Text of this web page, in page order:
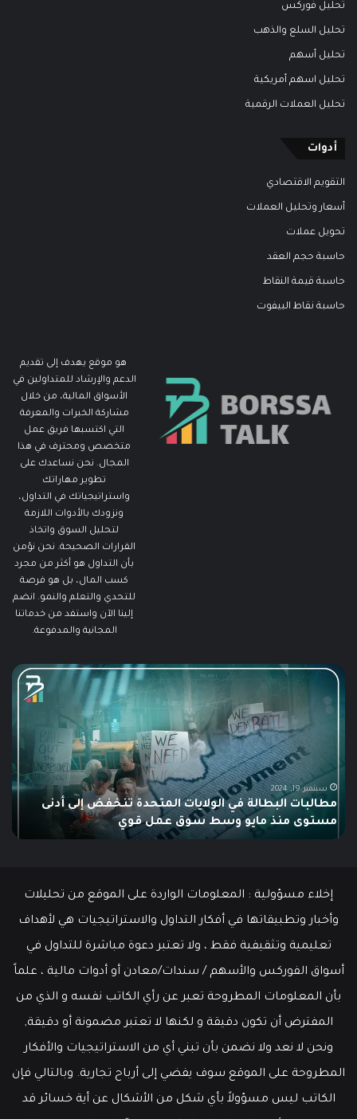
تحليل فوركس
تحليل السلع والذهب
تحليل أسهم
تحليل اسهم أمريكية
تحليل العملات الرقمية
أدوات
التقويم الاقتصادي
أسعار وتحليل العملات
تحويل عملات
حاسبة حجم العقد
حاسبة قيمة النقاط
حاسبة نقاط البيفوت
هو موقع يهدف إلى تقديم
الدعم والإرشاد للمتداولين في
الأسواق المالية، من خلال
مشاركة الخبرات والمعرفة
التي اكتسبها فريق عمل
متخصص ومحترف في هذا
المجال. نحن نساعدك على
تطوير مهاراتك
واستراتيجياتك في التداول،
ونزودك بالأدوات اللازمة
لتحليل السوق واتخاذ
القرارات الصحيحة. نحن نؤمن
بأن التداول هو أكثر من مجرد
كسب المال، بل هو فرصة
للتحدي والتعلم والنمو. انضم
إلينا الآن واستفد من خدماتنا
المجانية والمدفوعة.
مطالبات
أدنى
مستوى
منذ
مايو
عمل
سبتمبر 19, 2024
مطالبات البطالة في الولايات المتحدة تنخفض إلى أدنى
مستوى منذ مايو وسط سوق عمل قوي
إخلاء مسؤولية : المعلومات الواردة على الموقع من تحليلات
وأخبار وتطبيقاتها في أفكار التداول والاستراتيجيات هي لأهداف
تعليمية وتثقيفية فقط ، ولا تعتبر دعوة مباشرة للتداول في
أسواق الفوركس والأسهم / سندات/معادن أو أدوات مالية ، علماً
بأن المعلومات المطروحة تعبر عن رأي الكاتب نفسه و الذي من
المفترض أن تكون دقيقة و لكنها لا تعتبر مضمونة أو دقيقة,
ونحن لا نعد ولا نضمن بأن تبني أي من الاستراتيجيات والأفكار
المطروحة على الموقع سوف يفضي إلى أرباح تجارية. وبالتالي فإن
الكاتب ليس مسؤولاً بأي شكل من الأشكال عن أية خسائر قد